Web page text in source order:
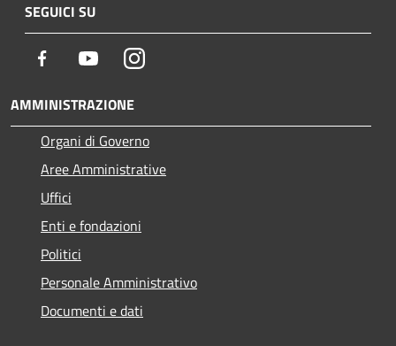
SEGUICI SU
Facebook YoutubeInstagram
AMMINISTRAZIONE
Organi di Governo
Aree Amministrative
Uffici
Enti e fondazioni
Politici
Personale Amministrativo
Documenti e dati